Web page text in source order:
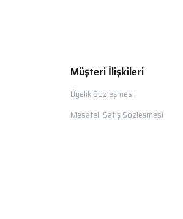
Müşteri İlişkileri
Üyelik Sözleşmesi
Mesafeli Satış Sözleşmesi